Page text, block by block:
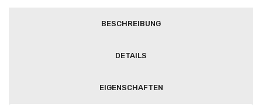
BESCHREIBUNG
DETAILS
EIGENSCHAFTEN